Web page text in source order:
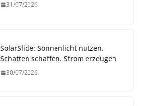
31/07/2026
SolarSlide: Sonnenlicht nutzen.
Schatten schaffen. Strom erzeugen
30/07/2026